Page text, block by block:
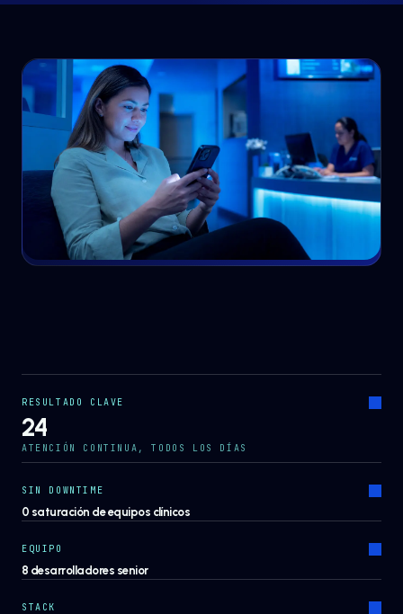
RESULTADO CLAVE
24
ATENCIÓN CONTINUA, TODOS LOS DÍAS
SIN DOWNTIME
0 saturación de equipos clínicos
EQUIPO
8 desarrolladores senior
STACK